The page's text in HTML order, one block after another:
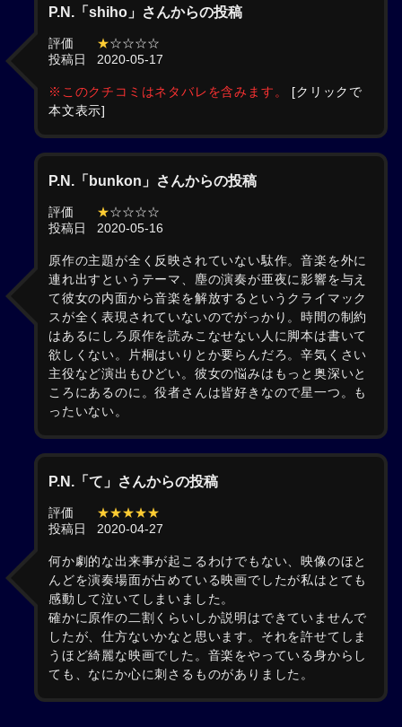
P.N.「shiho」さんからの投稿
評価 ★☆☆☆☆
投稿日
2020-05-17
※このクチコミはネタバレを含みます。
[クリックで
本文表示]
P.N.「bunkon」さんからの投稿
評価 ★☆☆☆☆
投稿日
2020-05-16
原作の主題が全く反映されていない駄作。音楽を外に
連れ出すというテーマ、塵の演奏が亜夜に影響を与え
て彼女の内面から音楽を解放するというクライマック
スが全く表現されていないのでがっかり。時間の制約
はあるにしろ原作を読みこなせない人に脚本は書いて
欲しくない。片桐はいりとか要らんだろ。辛気くさい
主役など演出もひどい。彼女の悩みはもっと奥深いと
ころにあるのに。役者さんは皆好きなので星一つ。も
ったいない。
P.N.「て」さんからの投稿
評価
★★★★★
投稿日
2020-04-27
何か劇的な出来事が起こるわけでもない、映像のほと
んどを演奏場面が占めている映画でしたが私はとても
感動して泣いてしまいました。
確かに原作の二割くらいしか説明はできていませんで
したが、仕方ないかなと思います。それを許せてしま
うほど綺麗な映画でした。音楽をやっている身からし
ても、なにか心に刺さるものがありました。